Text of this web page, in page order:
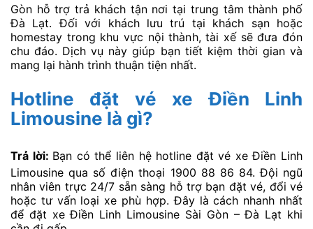
Gòn hỗ trợ trả khách tận nơi tại trung tâm thành phố
Đà Lạt. Đối với khách lưu trú tại khách sạn hoặc
homestay trong khu vực nội thành, tài xế sẽ đưa đón
chu đáo. Dịch vụ này giúp bạn tiết kiệm thời gian và
mang lại hành trình thuận tiện nhất.
Hotline đặt vé xe Điền Linh
Limousine là gì?
Trả lời: Bạn có thể liên hệ hotline đặt vé xe Điền Linh
Limousine qua số điện thoại 1900 88 86 84. Đội ngũ
nhân viên trực 24/7 sẵn sàng hỗ trợ bạn đặt vé, đổi vé
hoặc tư vấn loại xe phù hợp. Đây là cách nhanh nhất
để đặt xe Điền Linh Limousine Sài Gòn – Đà Lạt khi